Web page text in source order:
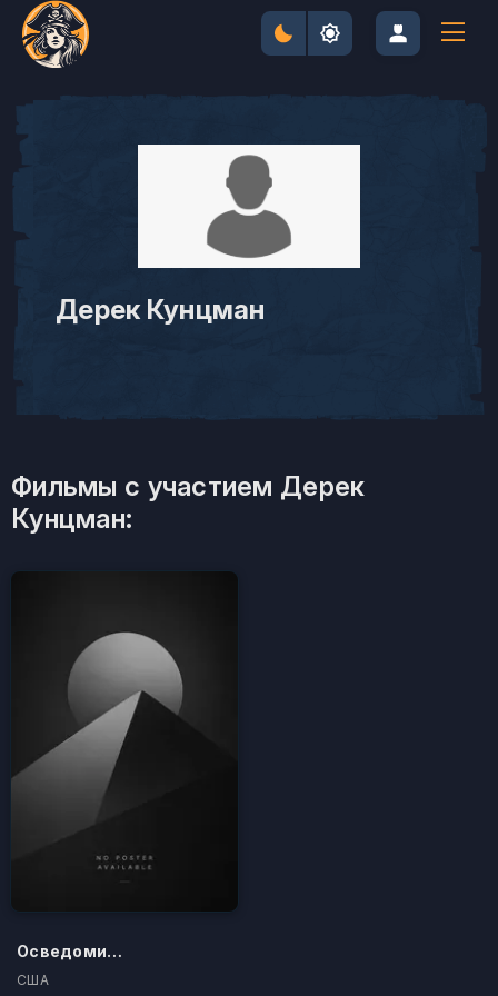
Дерек Кунцман
Фильмы с участием Дерек
Кунцман:
Осведомители
США